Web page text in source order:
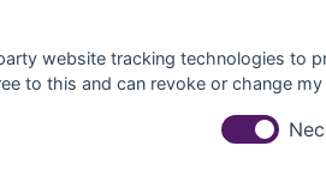
website tracking technologies to
to this and can revoke or change